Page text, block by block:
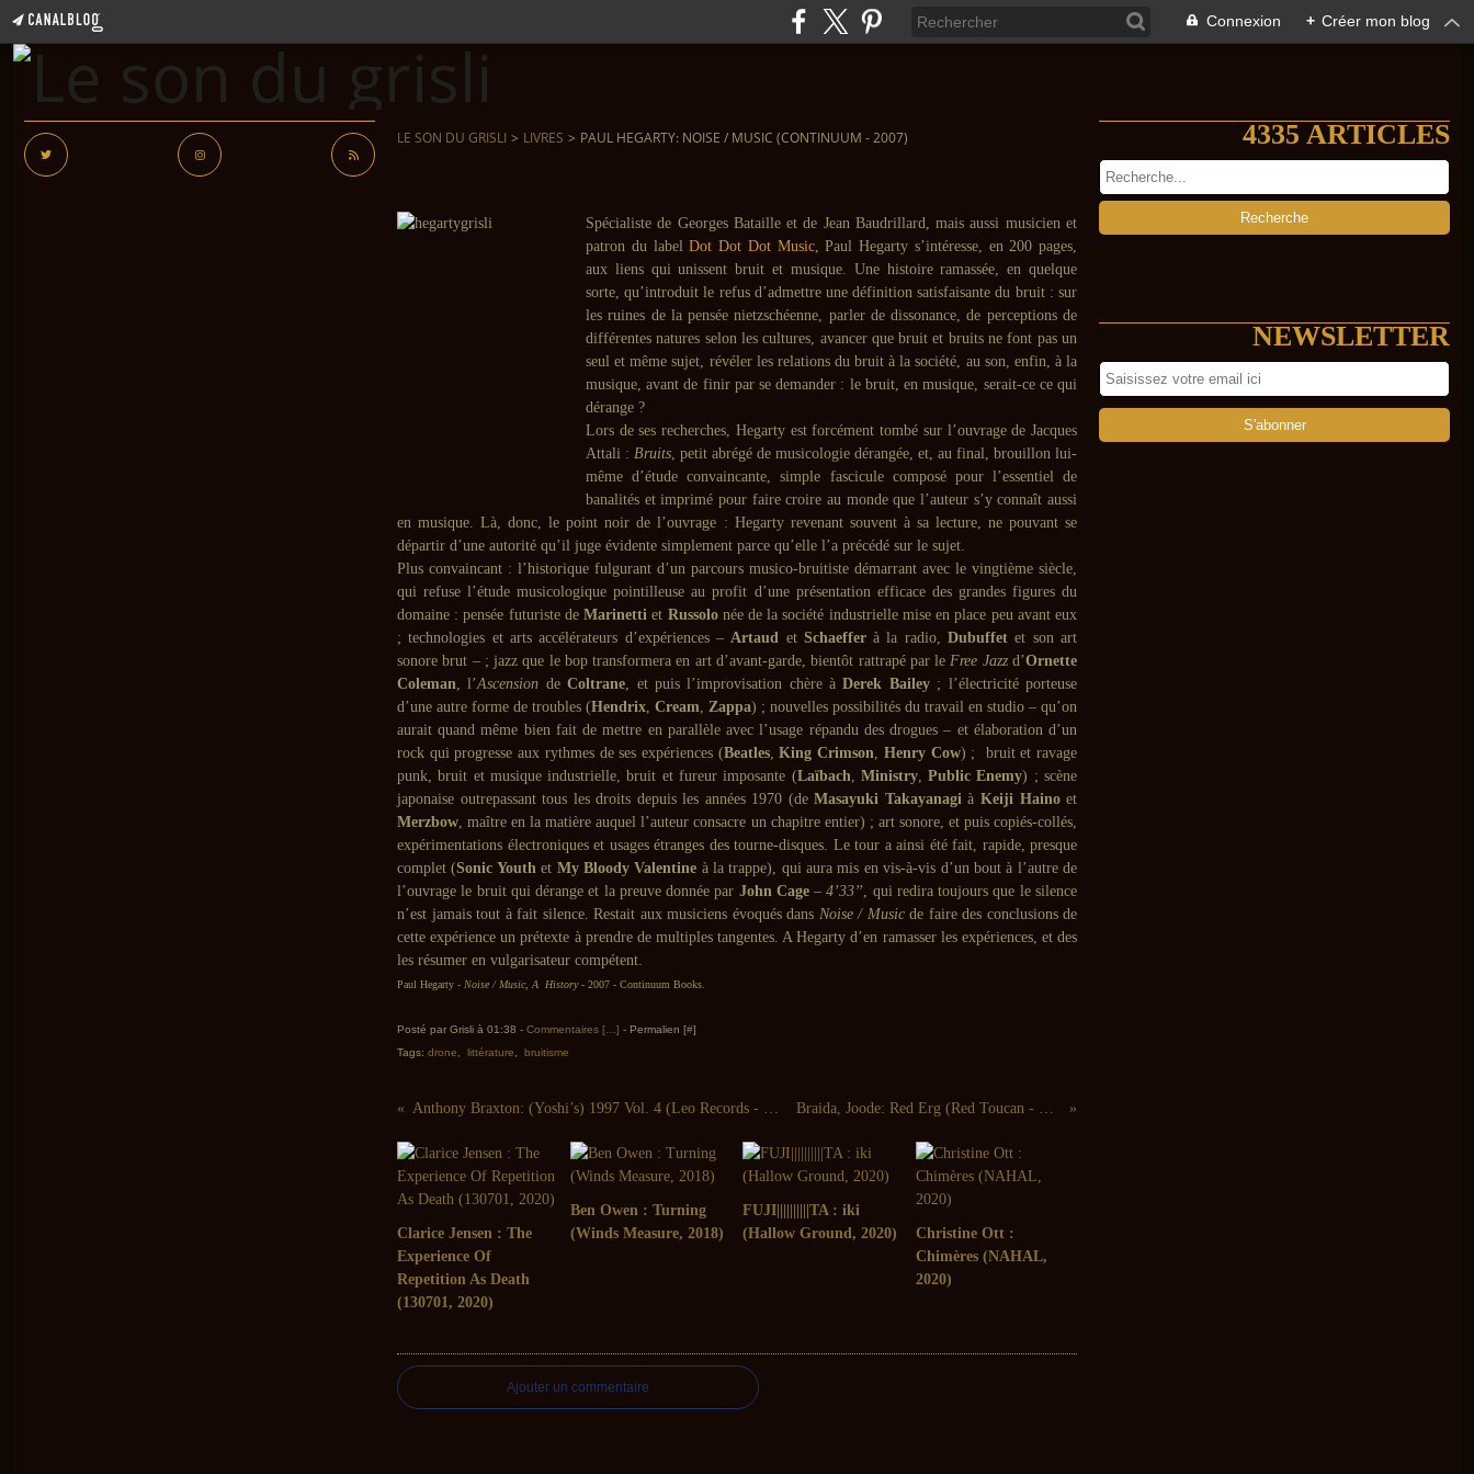
Connexion + Créer mon blog
LE SON DU GRISLI > LIVRES > PAUL HEGARTY: NOISE / MUSIC (CONTINUUM - 2007)
Spécialiste de Georges Bataille et de Jean Baudrillard, mais aussi musicien et
patron du labelDot Dot Dot Music, Paul Hegarty s’intéresse, en 200 pages,
aux liens qui unissent bruit et musique. Une histoire ramassée, en quelque
sorte, qu’introduit le refus d’admettre une définition satisfaisante du bruit : sur
les ruines de la pensée nietzschéenne, parler de dissonance, de perceptions de
différentes natures selon les cultures, avancer que bruit et bruits ne font pas un
seul et même sujet, révéler les relations du bruit à la société, au son, enfin, à la
musique, avant de finir par se demander : le bruit, en musique, serait-ce ce qui
dérange ?
Lors de ses recherches, Hegarty est forcément tombé sur l’ouvrage de Jacques
Attali : Bruits, petit abrégé de musicologie dérangée, et, au final, brouillon lui-
même d’étude convaincante, simple fascicule composé pour l’essentiel de
banalités et imprimé pour faire croire au monde que l’auteur s’y connaît aussi
en musique. Là, donc, le point noir de l’ouvrage : Hegarty revenant souvent à sa lecture, ne pouvant se
départir d’une autorité qu’il juge évidente simplement parce qu’elle l’a précédé sur le sujet.
Plus convaincant : l’historique fulgurant d’un parcours musico-bruitiste démarrant avec le vingtième siècle,
qui refuse l’étude musicologique pointilleuse au profit d’une présentation efficace des grandes figures du
domaine : pensée futuriste deMarinetti et Russolonée de la société industrielle mise en place peu avant eux
; technologies et arts accélérateurs d’expériences –Artaud et Schaefferà la radio,Dubuffet et son art
sonore brut – ; jazz que le bop transformera en art d’avant-garde, bientôt rattrapé par leFree Jazzd’Ornette
Coleman, l’Ascension deColtrane, et puis l’improvisation chère àDerek Bailey; l’électricité porteuse
d’une autre forme de troubles (Hendrix, Cream, Zappa) ; nouvelles possibilités du travail en studio – qu’on
aurait quand même bien fait de mettre en parallèle avec l’usage répandu des drogues – et élaboration d’un
rock qui progresse aux rythmes de ses expériences (Beatles,King Crimson, Henry Cow) ; bruit et ravage
punk, bruit et musique industrielle, bruit et fureur imposante (Laïbach, Ministry,Public Enemy) ; scène
japonaise outrepassant tous les droits depuis les années 1970 (deMasayuki Takayanagià Keiji Hainoet
Merzbow, maître en la matière auquel l’auteur consacre un chapitre entier) ; art sonore, et puis copiés-collés,
expérimentations électroniques et usages étranges des tourne-disques. Le tour a ainsi été fait, rapide, presque
complet (Sonic Youthet My Bloody Valentine à la trappe), qui aura mis en vis-à-vis d’un bout à l’autre de
l’ouvrage le bruit qui dérange et la preuve donnée par John Cage–4’33’’, qui redira toujours que le silence
n’est jamais tout à fait silence. Restait aux musiciens évoqués dans Noise / Musicde faire des conclusions de
cette expérience un prétexte à prendre de multiples tangentes. A Hegarty d’en ramasser les expériences, et des
les résumer en vulgarisateur compétent.
Paul Hegarty - Noise / Music, A History- 2007 - Continuum Books.
Posté par Grisli à 01:38 - Commentaires [ ] - Permalien [#]
Tags: drone littérature bruitisme
Anthony Braxton: (Yoshi’s) 1997 Vol. 4 (Leo Records - 2007) Braida, Joode: Red Erg (Red Toucan - 2007)
Clarice Jensen : The
Experience Of
Repetition As Death
(130701, 2020)
Ben Owen : Turning
(Winds Measure, 2018)
FUJI||||||||||TA : iki
(Hallow Ground, 2020)
Christine Ott :
Chimères (NAHAL,
2020)
Ajouter un commentaire
4335 ARTICLES
NEWSLETTER